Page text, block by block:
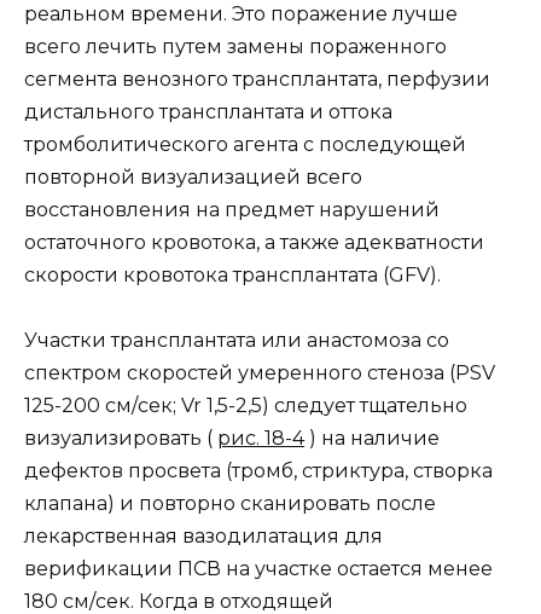
реальном времени. Это поражение лучше
всего лечить путем замены пораженного
сегмента венозного трансплантата, перфузии
дистального трансплантата и оттока
тромболитического агента с последующей
повторной визуализацией всего
восстановления на предмет нарушений
остаточного кровотока, а также адекватности
скорости кровотока трансплантата (GFV).
Участки трансплантата или анастомоза со
спектром скоростей умеренного стеноза (PSV
125-200 см/сек; Vr 1,5-2,5) следует тщательно
визуализировать ( рис. 18-4) на наличие
дефектов просвета (тромб, стриктура, створка
клапана) и повторно сканировать после
лекарственная вазодилатация для
верификации ПСВ на участке остается менее
180 см/сек. Когда в отходящей